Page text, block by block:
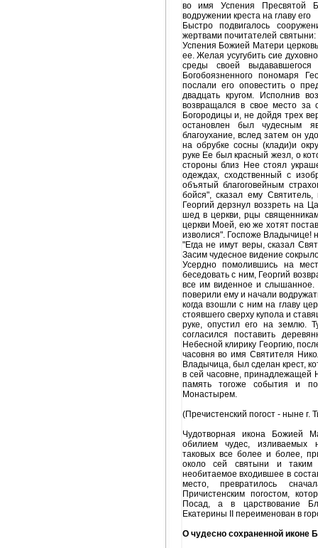
во имя Успения Пресвятой
водружении креста на главу его
Быстро подвигалось
жертвами почитателей
Успения Божией Матери
ее. Желая усугубить сие
среды своей выдававшегося
Богобоязненного пономаря
послали его оповестить о
двадцать кругом. Исполнив
возвращался в свое место за
Богородицы и, не дойдя трех
остановлен был чудесным
благоухание, вслед затем он
на обрубке сосны (клади)и
руке Ее был красный жезл, о
стороны близ Нее стоял
одеждах, сходственный с
объятый благоговейным
бойся", сказал ему
Георгий дерзнул воззреть на
шед в церкви, рцы
церкви Моей, ею же хотят
изволися". Госпоже Владычице!
"Егда не имут веры, сказал
Засим чудесное видение
Усердно помолившись на
беседовать с ним, Георгий
все им виденное и
поверили ему и начали
когда взошли с ним на главу
стоявшего сверху купола и
руке, опустил его на землю.
согласился поставить
Небесной клирику Георгию,
часовня во имя Святителя
Владычица, был сделан крест,
в сей часовне, принадлежащей
память тогоже события и
Монастырем.
(Пречистенский погост - ныне г.
Чудотворная икона Божией
обилием чудес, изливаемых
таковых все более и более,
около сей святыни и таким
необитаемое входившее в
место, превратилось
Причистенским погостом,
Посад, а в царствование
Екатерины II переименован в
О чудесно сохраненной иконе